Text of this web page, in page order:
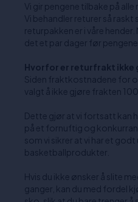
Vi gir pengene tilbake på alle
Vi behandler returer så raskt
returpakken er i våre
det et par dager før
Hvorfor er returfrakt ikke
Siden fraktkostnadene for
valgt å ikke gjøre frakten 100
Dette gjør at vi fortsatt kan
på et fornuftig og
som vi sikrer at vi har et godt
basketballprodukter.
Hvis du ikke ønsker å slite
ganger, kan du med fordel